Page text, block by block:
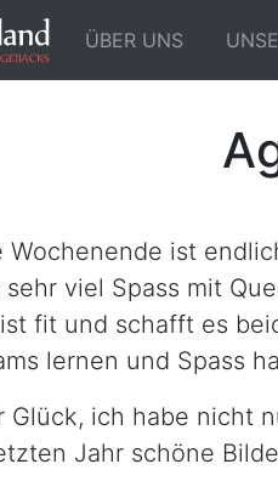
ÜBER UNS
Wochenende ist
viel Spass mit
fit und schafft es
lernen und Spass
ich habe nicht
Jahr schöne